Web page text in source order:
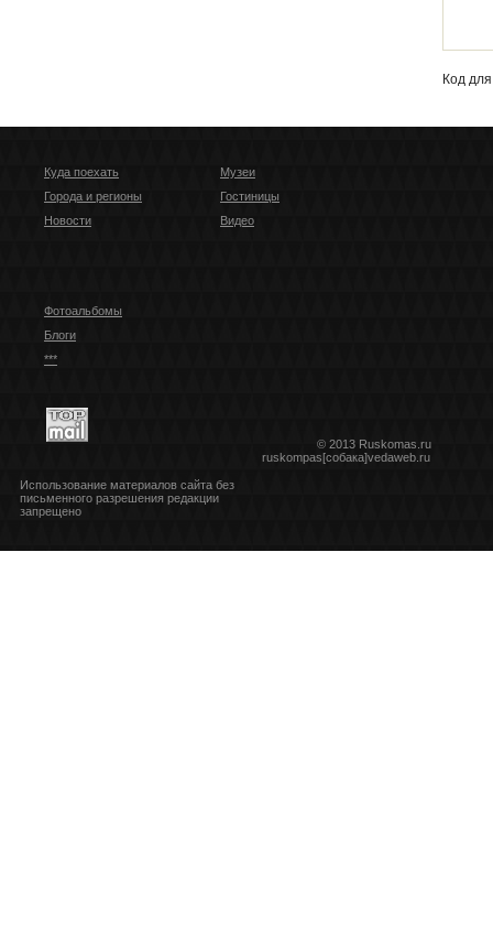
Кoд
Куда поехать
Города и регионы
Новости
Музеи
Гостиницы
Видео
Фотоальбомы
Блоги
***
© 2013 Ruskomas.ru
ruskompas[собака]vedaweb.ru
Использование материалов сайта без
письменного разрешения редакции
запрещено